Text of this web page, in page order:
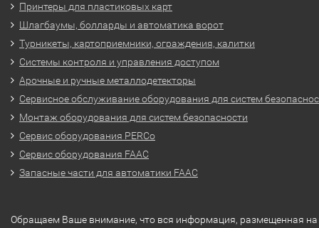
Принтеры для пластиковых карт
Шлагбаумы, болларды и автоматика ворот
Турникеты, картоприемники, ограждения, калитки
Системы контроля и управления доступом
Арочные и ручные металлодетекторы
Сервисное обслуживание оборудования для систем
Монтаж оборудования для систем безопасности
Сервис оборудования PERCo
Сервис оборудования FAAC
Запасные части для автоматики FAAC
Обращаем Ваше внимание, что вся информация, размещенная на